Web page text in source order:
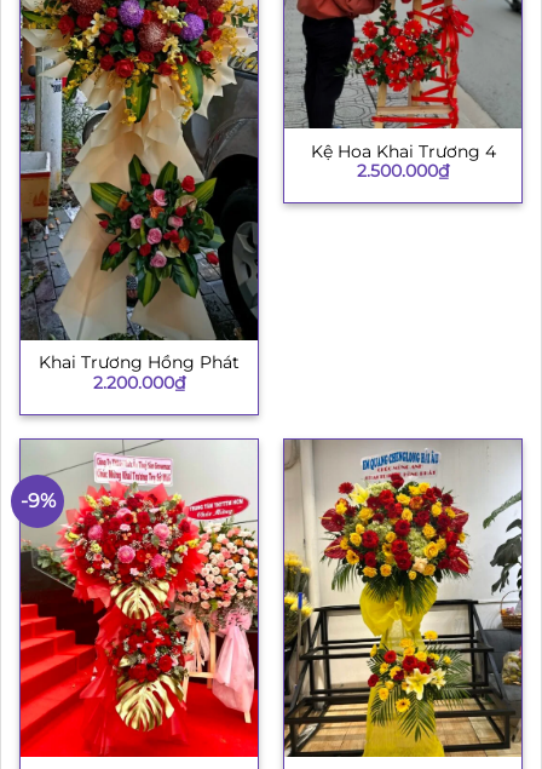
Khai Trương Hồng Phát
2.200.000₫
Kệ Hoa Khai Trương 4
2.500.000₫
-9%